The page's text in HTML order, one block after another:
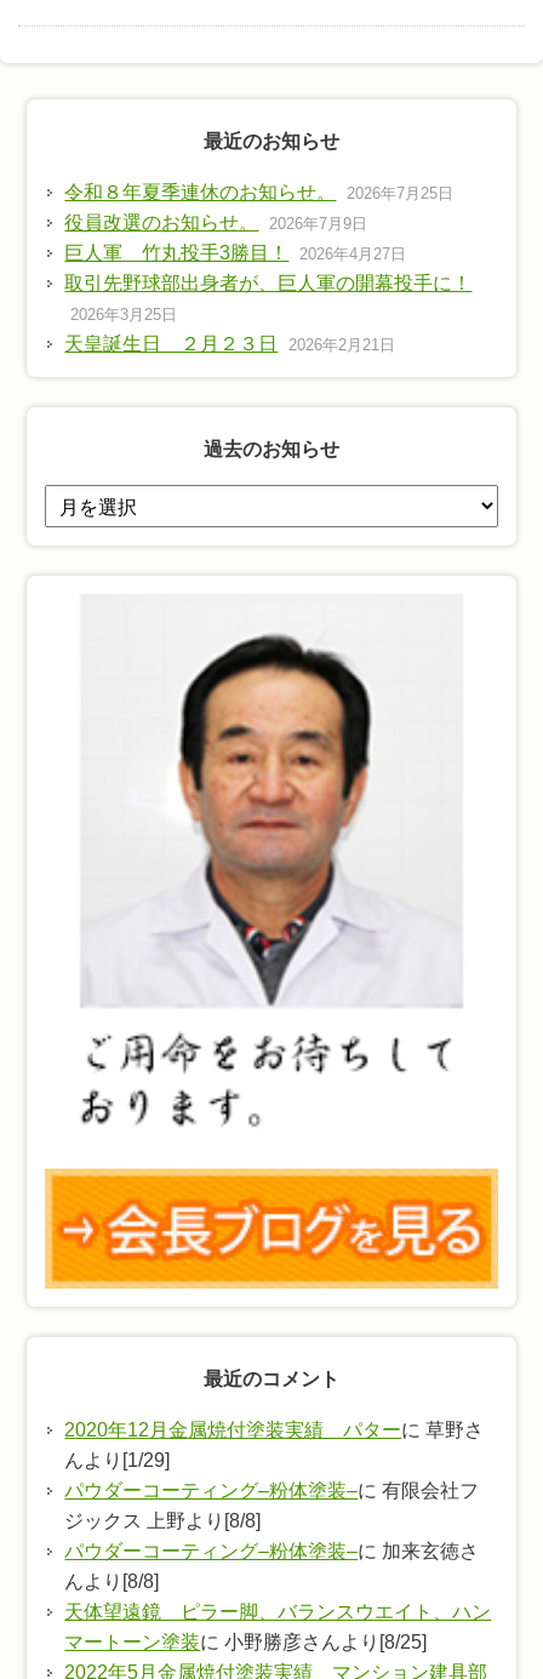
最近のお知らせ
令和８年夏季連休のお知らせ。 2026年7月25日
役員改選のお知らせ。 2026年7月9日
巨人軍 竹丸投手3勝目！ 2026年4月27日
取引先野球部出身者が、巨人軍の開幕投手に！
2026年3月25日
天皇誕生日 ２月２３日 2026年2月21日
過去のお知らせ
去
最近のコメント
2020年12月金属焼付塗装実績 パターに 草野さ
んより[1/29]
パウダーコーティング–粉体塗装–に 有限会社フ
ジックス 上野より[8/8]
パウダーコーティング–粉体塗装–に 加来玄徳さ
んより[8/8]
天体望遠鏡 ピラー脚、バランスウエイト、ハン
マートーン塗装に 小野勝彦さんより[8/25]
2022年5月金属焼付塗装実績 マンション建具部